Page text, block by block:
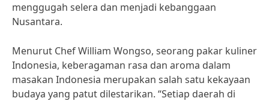
menggugah selera dan menjadi kebanggaan
Nusantara.
Menurut Chef William Wongso, seorang pakar kuliner
Indonesia, keberagaman rasa dan aroma dalam
masakan Indonesia merupakan salah satu kekayaan
budaya yang patut dilestarikan. “Setiap daerah di